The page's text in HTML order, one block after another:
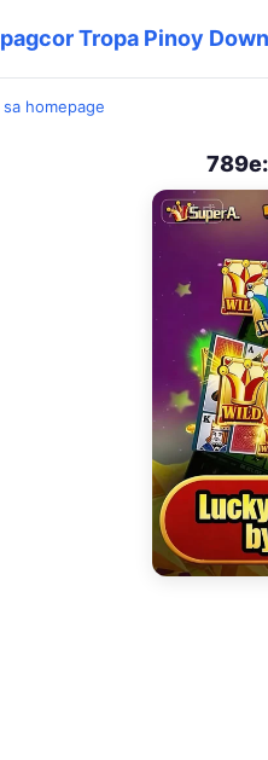
pagcor Tropa Pinoy
homepage